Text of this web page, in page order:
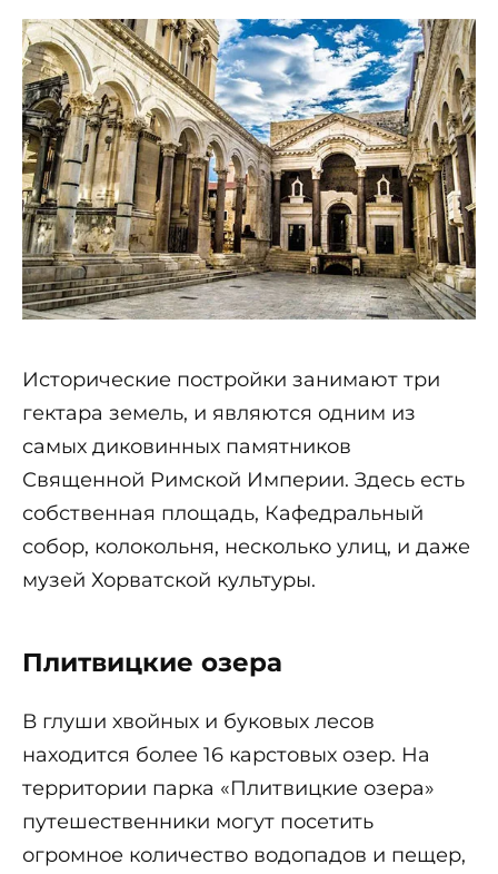
Исторические постройки занимают три
гектара земель, и являются одним из
самых диковинных памятников
Священной Римской Империи. Здесь есть
собственная площадь, Кафедральный
собор, колокольня, несколько улиц, и даже
музей Хорватской культуры.
Плитвицкие озера
В глуши хвойных и буковых лесов
находится более 16 карстовых озер. На
территории парка «Плитвицкие озера»
путешественники могут посетить
огромное количество водопадов и пещер,